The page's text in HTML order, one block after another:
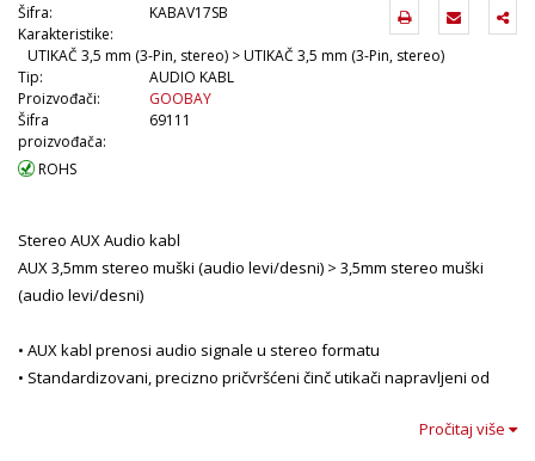
Šifra:
KABAV17SB
Karakteristike:
UTIKAČ 3,5 mm (3-Pin, stereo) > UTIKAČ 3,5 mm (3-Pin, stereo)
Tip:
AUDIO KABL
Proizvođači:
GOOBAY
Šifra
proizvođača:
69111
ROHS
Stereo AUX Audio kabl
AUX 3,5mm stereo muški (audio levi/desni) > 3,5mm stereo muški
(audio levi/desni)
• AUX kabl prenosi audio signale u stereo formatu
• Standardizovani, precizno pričvršćeni činč utikači napravljeni od
• Audio kabl povezuje uređaje sa priključcima za vrhunski kvalitet
Pročitaj više